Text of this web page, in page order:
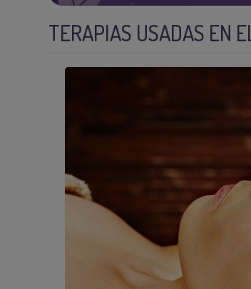
TERAPIAS USADAS EN